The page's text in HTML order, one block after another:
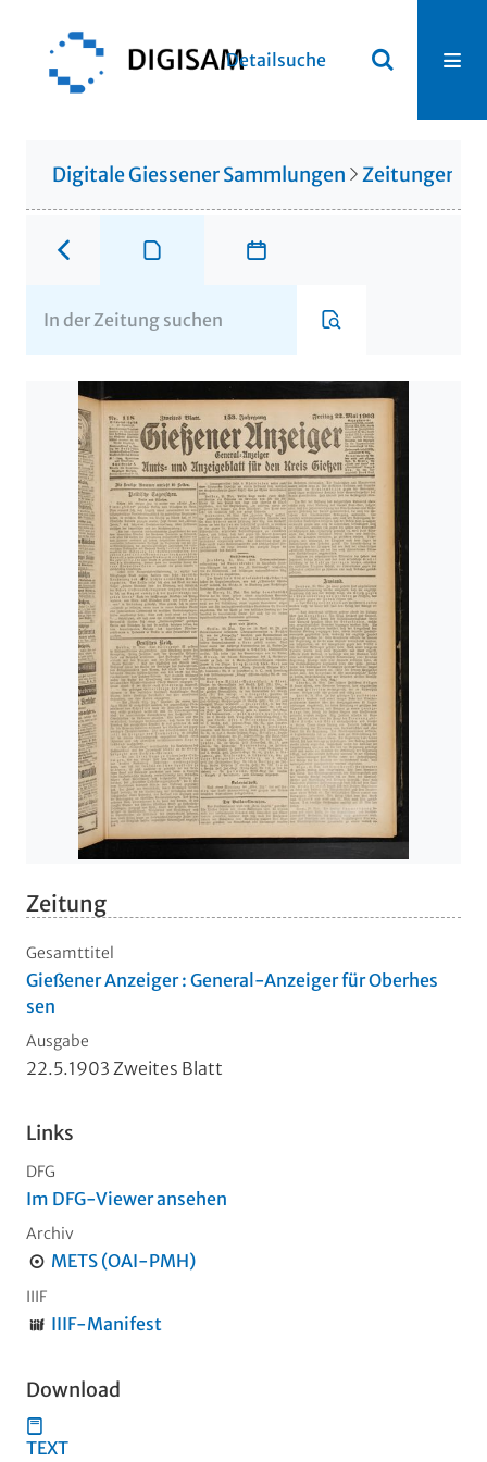
Detailsuche
Digitale Giessener Sammlungen Zeitungen
Zeitung
Gesamttitel
Gießener Anzeiger : General-Anzeiger für Oberhes
sen
Ausgabe
22.5.1903 Zweites Blatt
Links
DFG
Im DFG-Viewer ansehen
Archiv
METS (OAI-PMH)
IIIF
IIIF-Manifest
Download
TEXT